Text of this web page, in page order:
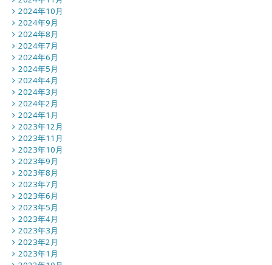
2024年10月
2024年9月
2024年8月
2024年7月
2024年6月
2024年5月
2024年4月
2024年3月
2024年2月
2024年1月
2023年12月
2023年11月
2023年10月
2023年9月
2023年8月
2023年7月
2023年6月
2023年5月
2023年4月
2023年3月
2023年2月
2023年1月